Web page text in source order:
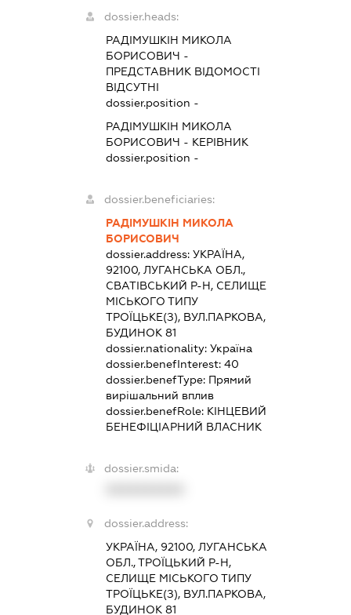
dossier.heads:
РАДІМУШКІН МИКОЛА
БОРИСОВИЧ -
ПРЕДСТАВНИКВІДОМОСТІ
ВІДСУТНІ
dossier.position -
РАДІМУШКІН МИКОЛА
БОРИСОВИЧ - КЕРІВНИК
dossier.position -
dossier.beneficiaries:
РАДІМУШКІН МИКОЛА
БОРИСОВИЧ
dossier.address: УКРАЇНА,
92100, ЛУГАНСЬКА ОБЛ.,
СВАТІВСЬКИЙ Р-Н, СЕЛИЩЕ
МІСЬКОГО ТИПУ
ТРОЇЦЬКЕ(З), ВУЛ.ПАРКОВА,
БУДИНОК 81
dossier.nationality: Україна
dossier.benefInterest: 40
dossier.benefType: Прямий
вирішальний вплив
dossier.benefRole: КІНЦЕВИЙ
БЕНЕФІЦІАРНИЙ ВЛАСНИК
dossier.smida:
dossier.address:
УКРАЇНА, 92100, ЛУГАНСЬКА
ОБЛ., ТРОЇЦЬКИЙ Р-Н,
СЕЛИЩЕ МІСЬКОГО ТИПУ
ТРОЇЦЬКЕ(З), ВУЛ.ПАРКОВА,
БУДИНОК 81